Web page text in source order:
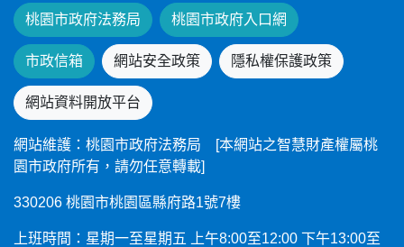
桃園市政府法務局 桃園市政府入口網
市政信箱 網站安全政策 隱私權保護政策
網站資料開放平台
網站維護：桃園市政府法務局 [本網站之智慧財產權屬桃
園市政府所有，請勿任意轉載]
330206 桃園市桃園區縣府路1號7樓
上班時間：星期一至星期五 上午8:00至12:00 下午13:00至